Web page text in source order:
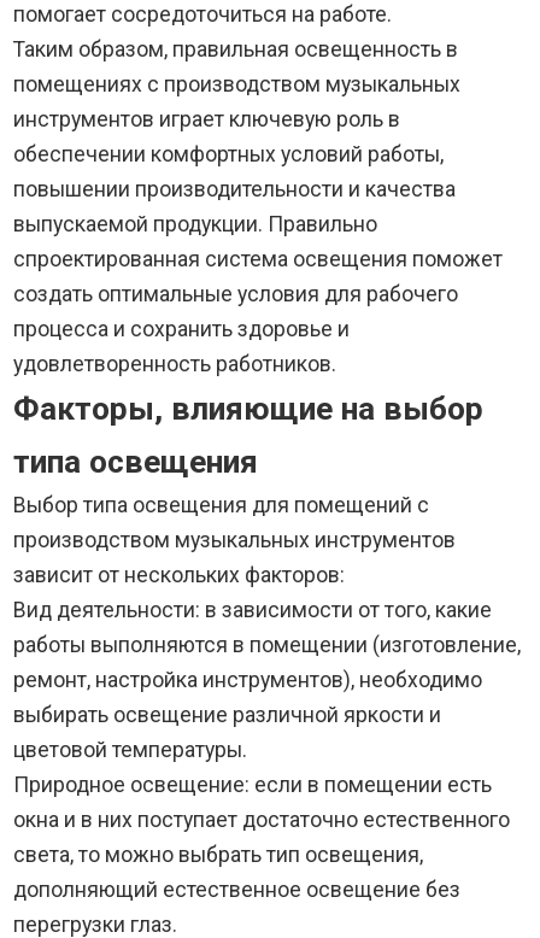
помогает сосредоточиться на работе.
Таким образом, правильная освещенность в
помещениях с производством музыкальных
инструментов играет ключевую роль в
обеспечении комфортных условий работы,
повышении производительности и качества
выпускаемой продукции. Правильно
спроектированная система освещения поможет
создать оптимальные условия для рабочего
процесса и сохранить здоровье и
удовлетворенность работников.
Факторы, влияющие на выбор
типа освещения
Выбор типа освещения для помещений с
производством музыкальных инструментов
зависит от нескольких факторов:
Вид деятельности: в зависимости от того, какие
работы выполняются в помещении (изготовление,
ремонт, настройка инструментов), необходимо
выбирать освещение различной яркости и
цветовой температуры.
Природное освещение: если в помещении есть
окна и в них поступает достаточно естественного
света, то можно выбрать тип освещения,
дополняющий естественное освещение без
перегрузки глаз.